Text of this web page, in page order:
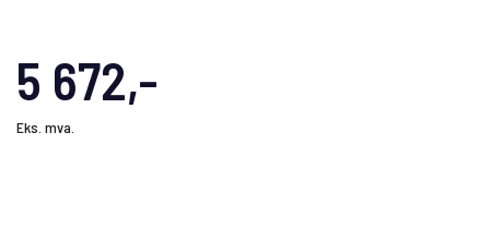
5 672,-
Eks. mva.